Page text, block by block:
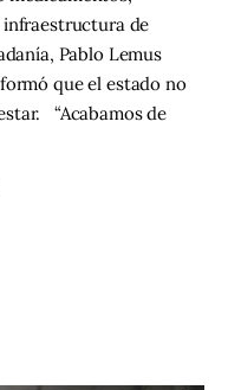
infraestructura de
Pablo Lemus
que el estado no
“Acabamos de